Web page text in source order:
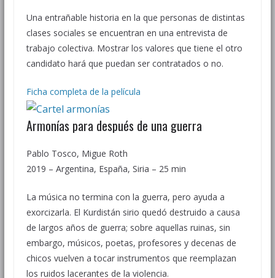
Una entrañable historia en la que personas de distintas
clases sociales se encuentran en una entrevista de
trabajo colectiva. Mostrar los valores que tiene el otro
candidato hará que puedan ser contratados o no.
Ficha completa de la película
Armonías para después de una guerra
Pablo Tosco, Migue Roth
2019 – Argentina, España, Siria – 25 min
La música no termina con la guerra, pero ayuda a
exorcizarla. El Kurdistán sirio quedó destruido a causa
de largos años de guerra; sobre aquellas ruinas, sin
embargo, músicos, poetas, profesores y decenas de
chicos vuelven a tocar instrumentos que reemplazan
los ruidos lacerantes de la violencia.